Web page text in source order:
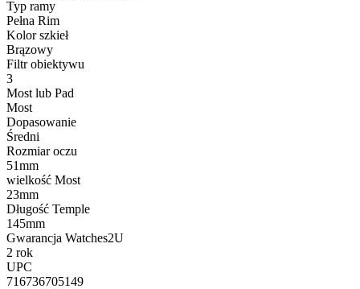
Typ ramy
Pełna Rim
Kolor szkieł
Brązowy
Filtr obiektywu
3
Most lub Pad
Most
Dopasowanie
Średni
Rozmiar oczu
51mm
wielkość Most
23mm
Długość Temple
145mm
Gwarancja Watches2U
2 rok
UPC
716736705149